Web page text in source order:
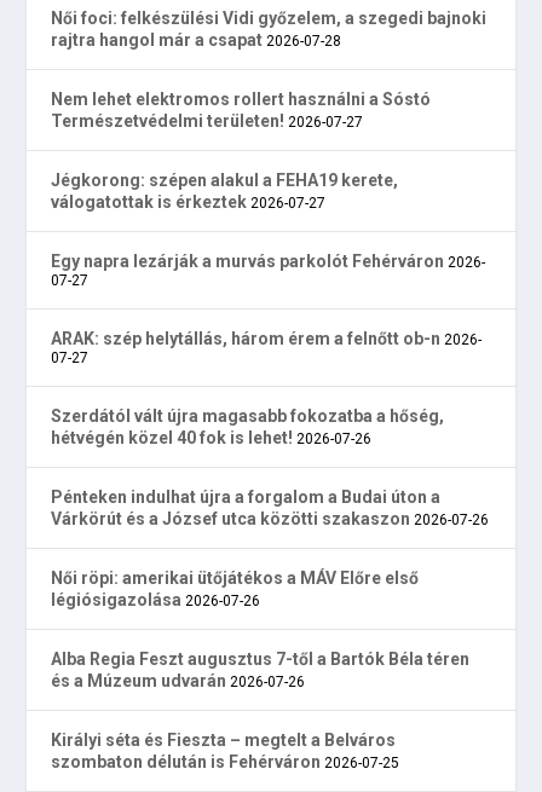
Női foci: felkészülési Vidi győzelem, a szegedi bajnoki
rajtra hangol már a csapat 2026-07-28
Nem lehet elektromos rollert használni a Sóstó
Természetvédelmi területen! 2026-07-27
Jégkorong: szépen alakul a FEHA19 kerete,
válogatottak is érkeztek 2026-07-27
Egy napra lezárják a murvás parkolót Fehérváron 2026-
07-27
ARAK: szép helytállás, három érem a felnőtt ob-n 2026-
07-27
Szerdától vált újra magasabb fokozatba a hőség,
hétvégén közel 40 fok is lehet! 2026-07-26
Pénteken indulhat újra a forgalom a Budai úton a
Várkörút és a József utca közötti szakaszon 2026-07-26
Női röpi: amerikai ütőjátékos a MÁV Előre első
légiósigazolása 2026-07-26
Alba Regia Feszt augusztus 7-től a Bartók Béla téren
és a Múzeum udvarán 2026-07-26
Királyi séta és Fieszta – megtelt a Belváros
szombaton délután is Fehérváron 2026-07-25